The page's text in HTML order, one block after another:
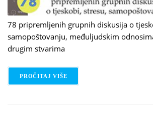
78 pripremljenih grupnih diskusija o
samopoštovanju, međuljudskim
drugim stvarima
PROČITAJ VIŠE